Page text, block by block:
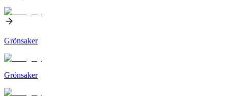
Grönsaker
Grönsaker